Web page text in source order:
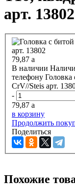
арт. 13802
79,87 a
В наличии
телефону Головка
CrV//Steis арт.
-
79,87 a
в корзину
Продолжить
Поделиться
Похожие